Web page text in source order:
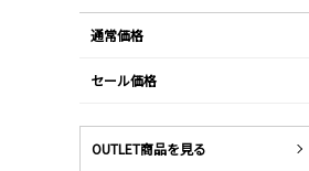
通常価格
セール価格
OUTLET商品を見る